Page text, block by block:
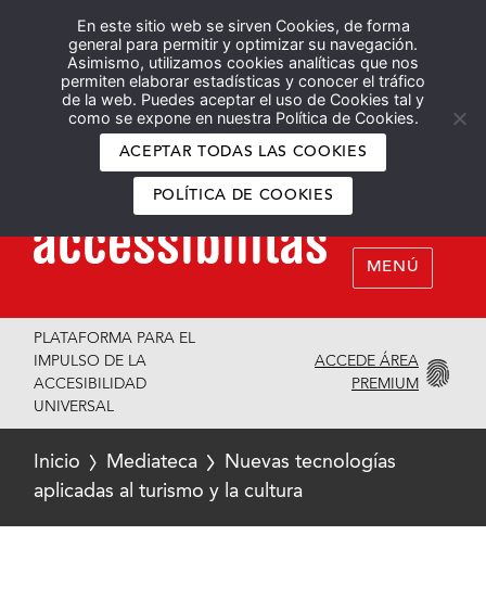
En este sitio web se sirven Cookies, de forma
general para permitir y optimizar su navegación.
Asimismo, utilizamos cookies analíticas que nos
permiten elaborar estadísticas y conocer el tráfico
de la web. Puedes aceptar el uso de Cookies tal y
como se expone en nuestra Política de Cookies.
ACEPTAR TODAS LAS COOKIES
POLÍTICA DE COOKIES
Español English
MENÚ
PLATAFORMA PARA EL
IMPULSO DE LA
ACCESIBILIDAD
UNIVERSAL
ACCEDE ÁREA
PREMIUM
Inicio Mediateca
Nuevas tecnologías
aplicadas al turismo y la cultura